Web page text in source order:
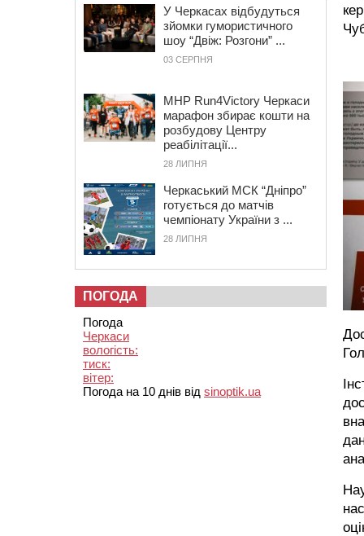
У Черкасах відбудуться
зйомки гумористичного
шоу “Двіж: Розгони” ...
03 СЕРПНЯ
MHP Run4Victory Черкаси
марафон збирає кошти на
розбудову Центру
реабілітації...
28 ЛИПНЯ
Черкаський МСК “Дніпро”
готується до матчів
чемпіонату України з ...
28 ЛИПНЯ
ПОГОДА
Погода
Черкаси
вологість:
тиск:
вітер:
Погода на 10 днів від sinoptik.ua